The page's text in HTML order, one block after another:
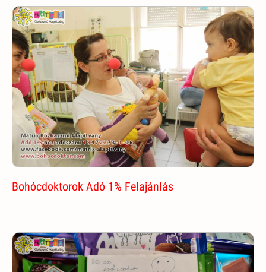
Bohócdoktorok Adó 1% Felajánlás